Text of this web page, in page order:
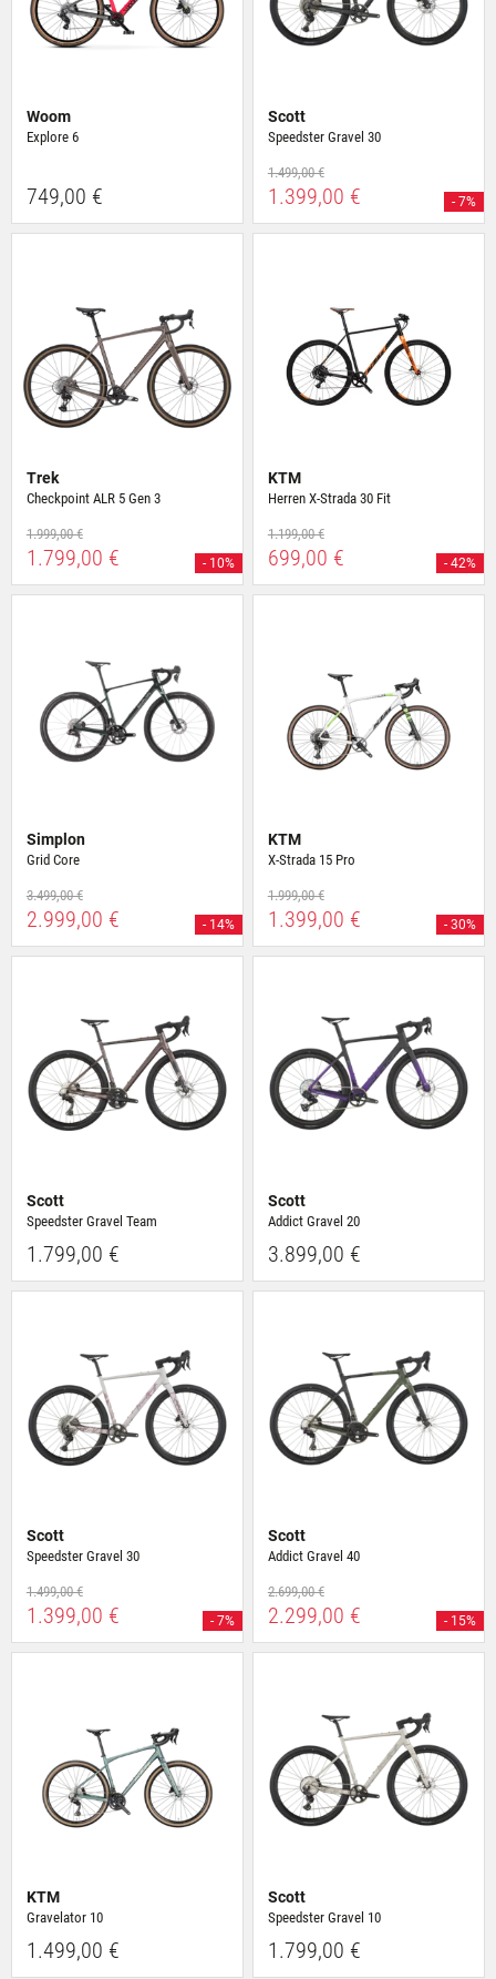
Woom
Explore 6
749,00 €
Scott
Speedster Gravel 30
1.499,00 €
1.399,00 € - 7%
Trek
Checkpoint ALR 5 Gen 3
1.999,00 €
1.799,00 € - 10%
KTM
Herren X-Strada 30 Fit
1.199,00 €
699,00 € - 42%
Simplon
Grid Core
3.499,00 €
2.999,00 € - 14%
KTM
X-Strada 15 Pro
1.999,00 €
1.399,00 € - 30%
Scott
Speedster Gravel Team
1.799,00 €
Scott
Addict Gravel 20
3.899,00 €
Scott
Speedster Gravel 30
1.499,00 €
1.399,00 € - 7%
Scott
Addict Gravel 40
2.699,00 €
2.299,00 € - 15%
KTM
Gravelator 10
1.499,00 €
Scott
Speedster Gravel 10
1.799,00 €